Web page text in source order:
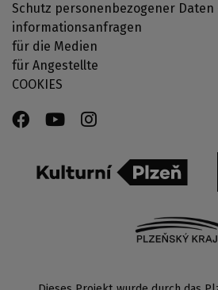
Schutz personenbezogener Daten
informationsanfragen
für die Medien
für Angestellte
COOKIES